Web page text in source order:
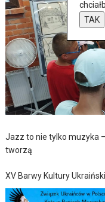
Jazz to nie tylko muzyka
tworzą
XV Barwy Kultury
TAK